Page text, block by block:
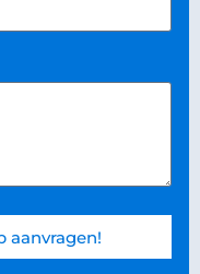
aanvragen!